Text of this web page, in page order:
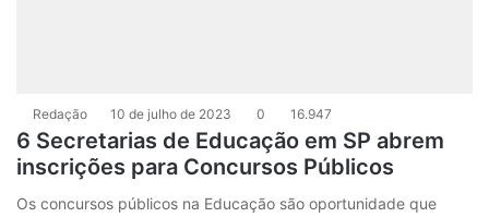
Redação 10 de julho de 2023 0 16.947
6 Secretarias de Educação em SP abrem
inscrições para Concursos Públicos
Os concursos públicos na Educação são oportunidade que